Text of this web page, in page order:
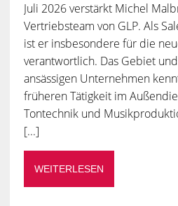
Juli 2026 verstärkt Michel
Vertriebsteam von GLP. Als
ist er insbesondere für die
verantwortlich. Das Gebiet
ansässigen Unternehmen
früheren Tätigkeit im
Tontechnik und
[...]
WEITERLESEN